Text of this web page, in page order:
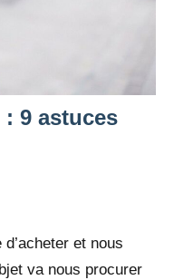
9 astuces
et nous
va nous procurer